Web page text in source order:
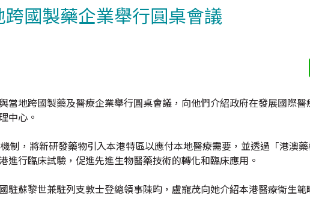
國製藥企業舉行圓桌會議
當地跨國製藥及醫療企業舉行圓桌會議，向他們介紹政府在發展國際
中心。
制，將新研發藥物引入本港特區以應付本地醫療需要，並透過「港澳
進行臨床試驗，促進先進生物醫藥技術的轉化和臨床應用。
駐蘇黎世兼駐列支敦士登總領事陳昀，盧寵茂向她介紹本港醫療衞生